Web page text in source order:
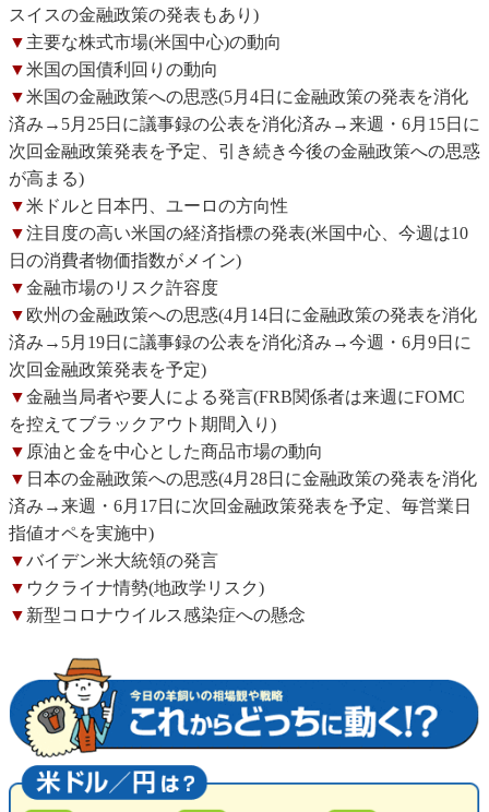
スイスの金融政策の発表もあり)
▼ 主要な株式市場(米国中心)の動向
▼米国の国債利回りの動向
▼米国の金融政策への思惑(5月4日に金融政策の発表を消化
済み→5月25日に議事録の公表を消化済み→来週・6月15日に
次回金融政策発表を予定、引き続き今後の金融政策への思惑
が高まる)
▼米ドルと日本円、ユーロの方向性
▼注目度の高い米国の経済指標の発表(米国中心、今週は10
日の消費者物価指数がメイン)
▼金融市場のリスク許容度
▼ 欧州の金融政策への思惑(4月14日に金融政策の発表を消化
済み→5月19日に議事録の公表を消化済み→今週・6月9日に
次回金融政策発表を予定)
▼金融当局者や要人による発言(FRB関係者は来週にFOMC
を控えてブラックアウト期間入り)
▼ 原油と金を中心とした商品市場の動向
▼ 日本の金融政策への思惑(4月28日に金融政策の発表を消化
済み→来週・6月17日に次回金融政策発表を予定、毎営業日
指値オペを実施中)
▼バイデン米大統領の発言
▼ ウクライナ情勢(地政学リスク)
▼ 新型コロナウイルス感染症への懸念